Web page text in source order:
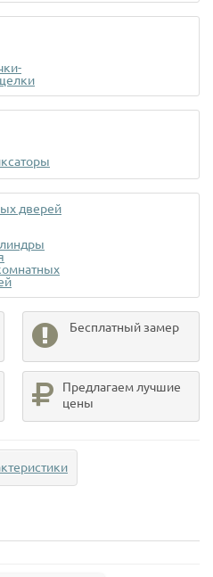
дверей
Бесплатный замер
Предлагаем лучшие
цены